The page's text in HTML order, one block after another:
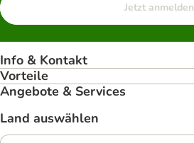
Jetzt anmelden
Info & Kontakt
Vorteile
Angebote & Services
Land auswählen